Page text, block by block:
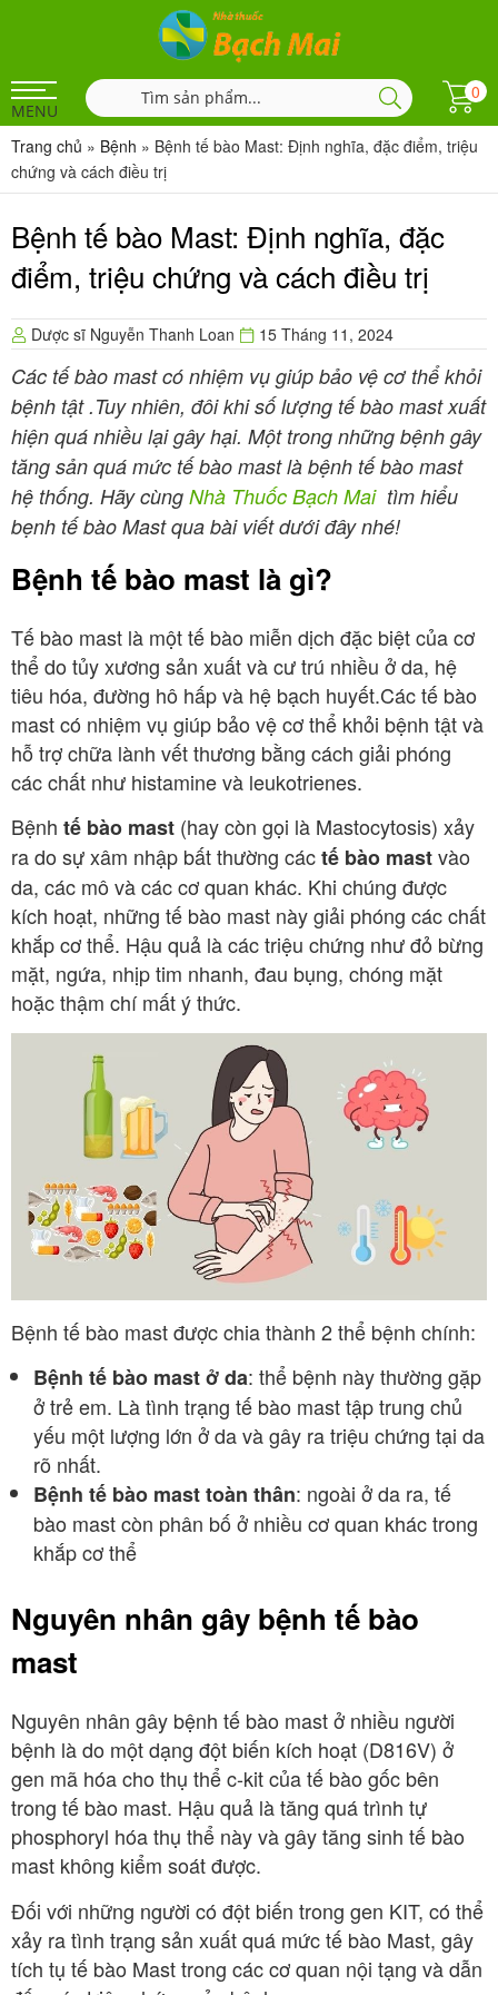
MENU
0
Trang chủ » Bệnh » Bệnh tế bào Mast: Định nghĩa, đặc điểm, triệu
chứng và cách điều trị
Bệnh tế bào Mast: Định nghĩa, đặc
điểm, triệu chứng và cách điều trị
Dược sĩ Nguyễn Thanh Loan 15 Tháng 11, 2024
Các tế bào mast có nhiệm vụ giúp bảo vệ cơ thể khỏi
bệnh tật .Tuy nhiên, đôi khi số lượng tế bào mast xuất
hiện quá nhiều lại gây hại. Một trong những bệnh gây
tăng sản quá mức tế bào mast là bệnh tế bào mast
hệ thống. Hãy cùng Nhà Thuốc Bạch Mai tìm hiểu
bẹnh tế bào Mast qua bài viết dưới đây nhé!
Bệnh tế bào mast là gì?
Tế bào mast là một tế bào miễn dịch đặc biệt của cơ
thể do tủy xương sản xuất và cư trú nhiều ở da, hệ
tiêu hóa, đường hô hấp và hệ bạch huyết.Các tế bào
mast có nhiệm vụ giúp bảo vệ cơ thể khỏi bệnh tật và
hỗ trợ chữa lành vết thương bằng cách giải phóng
các chất như histamine và leukotrienes.
Bệnh tế bào mast (hay còn gọi là Mastocytosis) xảy
ra do sự xâm nhập bất thường cáctế bào mastvào
da, các mô và các cơ quan khác. Khi chúng được
kích hoạt, những tế bào mast này giải phóng các chất
khắp cơ thể. Hậu quả là các triệu chứng như đỏ bừng
mặt, ngứa, nhịp tim nhanh, đau bụng, chóng mặt
hoặc thậm chí mất ý thức.
Bệnh tế bào mast được chia thành 2 thể bệnh chính:
Bệnh tế bào mast ở da: thể bệnh này thường gặp
ở trẻ em. Là tình trạng tế bào mast tập trung chủ
yếu một lượng lớn ở da và gây ra triệu chứng tại da
rõ nhất.
Bệnh tế bào mast toàn thân: ngoài ở da ra, tế
bào mast còn phân bố ở nhiều cơ quan khác trong
khắp cơ thể
Nguyên nhân gây bệnh tế bào
mast
Nguyên nhân gây bệnh tế bào mast ở nhiều người
bệnh là do một dạng đột biến kích hoạt (D816V) ở
gen mã hóa cho thụ thể c-kit của tế bào gốc bên
trong tế bào mast. Hậu quả là tăng quá trình tự
phosphoryl hóa thụ thể này và gây tăng sinh tế bào
mast không kiểm soát được.
Đối với những người có đột biến trong gen KIT, có thể
xảy ra tình trạng sản xuất quá mức tế bào Mast, gây
tích tụ tế bào Mast trong các cơ quan nội tạng và dẫn